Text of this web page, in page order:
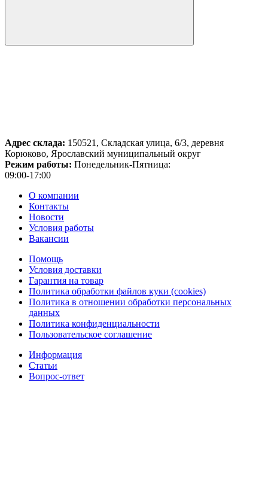
Адрес склада: 150521, Складская улица, 6/3, деревня
Корюково, Ярославский муниципальный округ
Режим работы: Понедельник-Пятница:
09:00-17:00
О компании
Контакты
Новости
Условия работы
Вакансии
Помощь
Условия доставки
Гарантия на товар
Политика обработки файлов куки (cookies)
Политика в отношении обработки персональных
данных
Политика конфиденциальности
Пользовательское соглашение
Информация
Статьи
Вопрос-ответ